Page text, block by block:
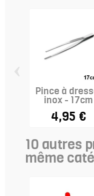
Pince à
inox - 17cm
4,95 €
10 autres
même